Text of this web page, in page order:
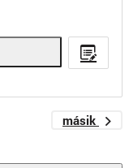
másik